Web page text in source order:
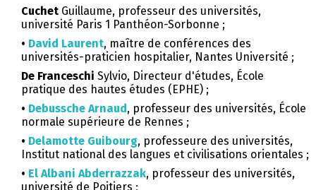
Cuchet Guillaume, professeur des universités,
université Paris 1 Panthéon-Sorbonne ;
• David Laurent, maître de conférences des
universités-praticien hospitalier, Nantes Université ;
De Franceschi Sylvio, Directeur d'études, École
pratique des hautes études (EPHE) ;
• Debussche Arnaud, professeur des universités, École
normale supérieure de Rennes ;
• Delamotte Guibourg, professeure des universités,
Institut national des langues et civilisations orientales ;
• El Albani Abderrazzak, professeur des universités,
université de Poitiers ;